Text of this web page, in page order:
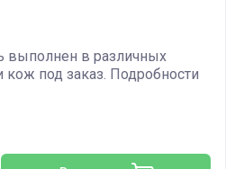
в различных
кож под заказ. Подробности